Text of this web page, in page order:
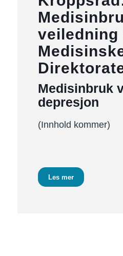
veiledning
Medisinbruk
depresjon
(Innhold kommer)
Les mer